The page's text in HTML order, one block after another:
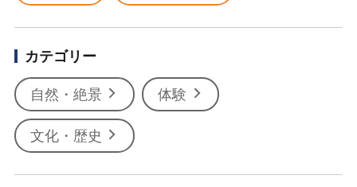
カテゴリー
自然・絶景 体験
文化・歴史